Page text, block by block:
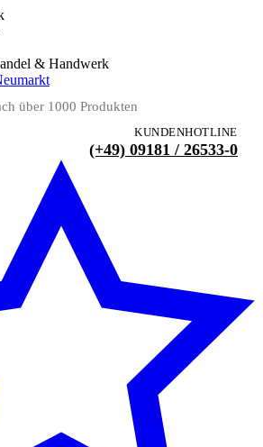
& Handwerk
KUNDENHOTLINE
(+49) 09181 / 26533-0